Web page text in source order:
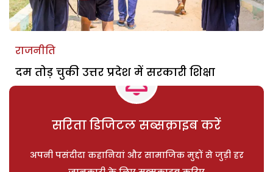
राजनीति
दम तोड़ चुकी उत्तर प्रदेश में सरकारी शिक्षा
सरिता डिजिटल सब्सक्राइब करें
अपनी पसंदीदा कहानियां और सामाजिक मुद्दों से जुड़ी हर